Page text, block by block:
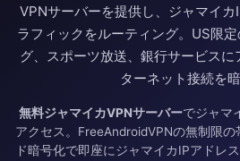
VPNサーバーを提供し、ジャマイカ
ラフィックをルーティング。US限
グ、スポーツ放送、銀行サービス
ターネット接続を暗
無料ジャマイカVPNサーバーでジャマ
アクセス。FreeAndroidVPNの無制限
ド暗号化で即座にジャマイカIPアドレ